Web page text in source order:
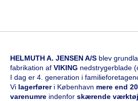
HELMUTH A. JENSEN A/S blev
fabrikation af VIKING nedstrygerblade
I dag er 4. generation i
Vi lagerfører i København mere end
varenumre indenfor skærende